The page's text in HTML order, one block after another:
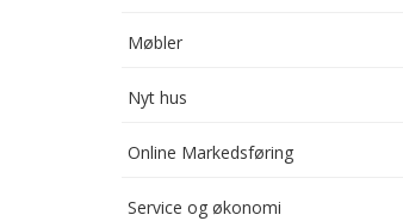
Møbler
Nyt hus
Online Markedsføring
Service og økonomi